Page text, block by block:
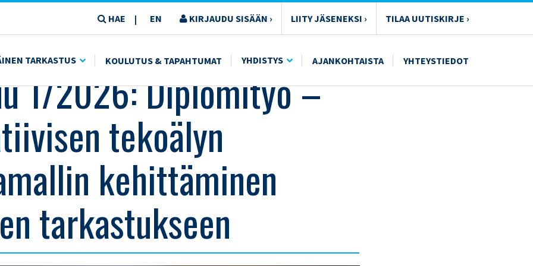
HAE | EN KIRJAUDU SISÄÄN › LIITY JÄSENEKSI › TILAA UUTISKIRJE ›
TARKASTUS KOULUTUS & TAPAHTUMAT YHDISTYS AJANKOHTAISTA YHTEYSTIEDOT
TEKOÄLYN HALLINTAMALLIN KEHITTÄMINEN SISÄISEEN TARKASTUKSEEN
1/2026: Diplomityö –
tekoälyn
kehittäminen
tarkastukseen